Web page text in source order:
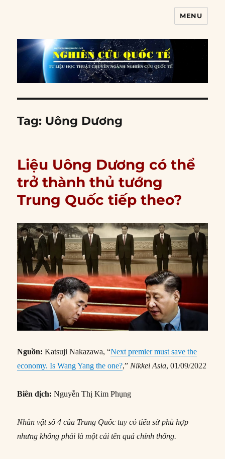
MENU
Tag: Uông Dương
Liệu Uông Dương có thể
trở thành thủ tướng
Trung Quốc tiếp theo?
Nguồn: Katsuji Nakazawa, “Next premier must save the
economy. Is Wang Yang the one?,” Nikkei Asia, 01/09/2022
Biên dịch: Nguyễn Thị Kim Phụng
Nhân vật số 4 của Trung Quốc tuy có tiểu sử phù hợp
nhưng không phải là một cái tên quá chính thống.